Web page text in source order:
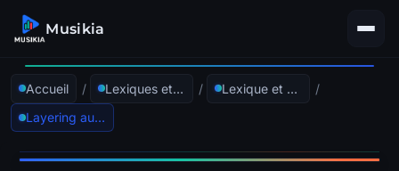
Musikia
Accueil / Lexiques et glossaires / Lexique et glossaire claviers et pianos
/
Layering au clavier : créer des textures sonores riches et dynamiques